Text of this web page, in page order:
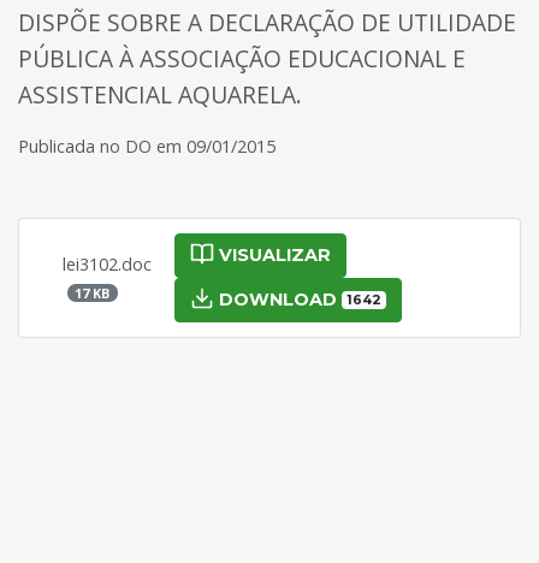
DISPÕE SOBRE A DECLARAÇÃO DE UTILIDADE
PÚBLICA À ASSOCIAÇÃO EDUCACIONAL E
ASSISTENCIAL AQUARELA.
Publicada no DO em 09/01/2015
lei3102.doc
17 KB
VISUALIZAR
DOWNLOAD 1642